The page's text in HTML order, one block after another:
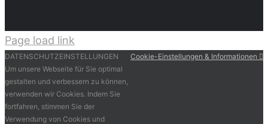
Page load link
DATENSCHUTZEINSTELLUNGEN
Um unsere Webseite für Sie optimal
gestalten und verbessern zu können,
verwenden wir Cookies. Indem Sie
fortfahren, stimmen Sie der
Verwendung von Cookies und
Cookie-Einstellungen & Informationen